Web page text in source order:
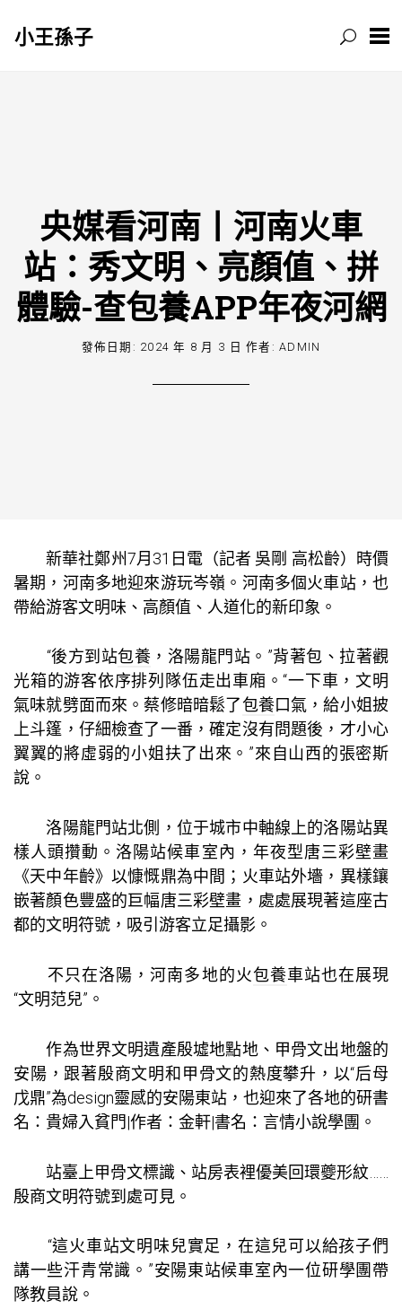
小王孫子
央媒看河南丨河南火車
站：秀文明、亮顏值、拼
體驗-查包養APP年夜河網
發佈日期: 2024 年 8 月 3 日 作者:ADMIN
新華社鄭州7月31日電（記者 吳剛 高松齡）時價
暑期，河南多地迎來游玩岑嶺。河南多個火車站，也
帶給游客文明味、高顏值、人道化的新印象。
“後方到站包養 ，洛陽龍門站。”背著包、拉著觀
光箱的游客依序排列隊伍走出車廂。“一下車，文明
氣味就劈面而來。蔡修暗暗鬆了包養口氣，給小姐披
上斗篷，仔細檢查了一番，確定沒有問題後，才小心
翼翼的將虛弱的小姐扶了出來。”來自山西的張密斯
說。
洛陽龍門站北側，位于城市中軸線上的洛陽站異
樣人頭攢動。洛陽站候車室內，年夜型唐三彩壁畫
《天中年齡》以慷慨鼎為中間；火車站外墻，異樣鑲
嵌著顏色豐盛的巨幅唐三彩壁畫，處處展現著這座古
都的文明符號，吸引游客立足攝影。
不只在洛陽，河南多地的火包養車站也在展現
“文明范兒”。
作為世界文明遺產殷墟地點地、甲骨文出地盤的
安陽，跟著殷商文明和甲骨文的熱度攀升，以“后母
戊鼎”為design靈感的安陽東站，也迎來了各地的研書
名：貴婦入貧門|作者：金軒|書名：言情小說學團。
站臺上甲骨文標識、站房表裡優美回環夔形紋……
殷商文明符號到處可見。
“這火車站文明味兒實足，在這兒可以給孩子們
講一些汗青常識。”安陽東站候車室內一位研學團帶
隊教員說。